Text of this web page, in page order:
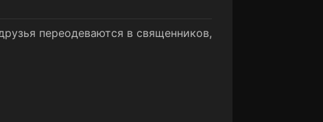
переодеваются в священников,